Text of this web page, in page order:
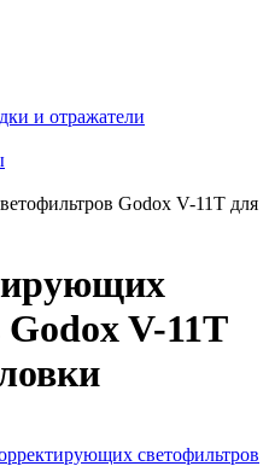
и отражатели
Godox V-11T для
V-11T